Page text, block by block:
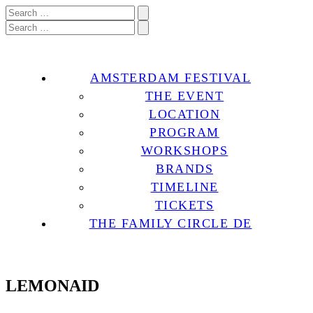
AMSTERDAM FESTIVAL
THE EVENT
LOCATION
PROGRAM
WORKSHOPS
BRANDS
TIMELINE
TICKETS
THE FAMILY CIRCLE DE
LEMONAID